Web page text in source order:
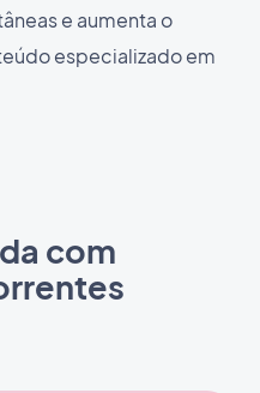
e aumenta o
especializado em
com